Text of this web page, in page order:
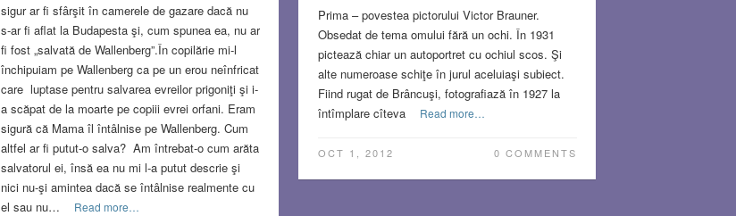
sigur ar fi sfârşit în camerele de gazare dacă nu
s-ar fi aflat la Budapesta şi, cum spunea ea, nu ar
fi fost „salvată de Wallenberg”.În copilărie mi-l
închipuiam pe Wallenberg ca pe un erou neînfricat
care luptase pentru salvarea evreilor prigoniţi şi i-
a scăpat de la moarte pe copiii evrei orfani. Eram
sigură că Mama îl întâlnise pe Wallenberg. Cum
altfel ar fi putut-o salva? Am întrebat-o cum arăta
salvatorul ei, însă ea nu mi l-a putut descrie şi
nici nu-şi amintea dacă se întâlnise realmente cu
el sau nu…
Read more…
Prima – povestea pictorului Victor Brauner.
Obsedat de tema omului fără un ochi. În 1931
pictează chiar un autoportret cu ochiul scos. Şi
alte numeroase schiţe în jurul aceluiaşi subiect.
Fiind rugat de Brâncuşi, fotografiază în 1927 la
întîmplare cîteva
Read more…
OCT 1, 2012 0 COMMENTS